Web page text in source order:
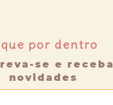
por dentro
se e receba
novidades